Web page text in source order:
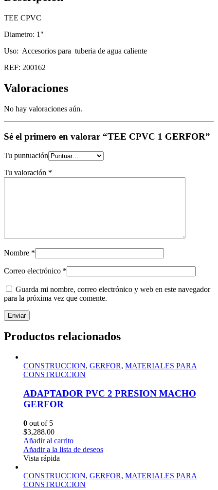
TEE CPVC
Diametro: 1″
Uso: Accesorios para tuberia de agua caliente
REF: 200162
Valoraciones
No hay valoraciones aún.
Sé el primero en valorar “TEE CPVC 1 GERFOR”
Tu puntuación
Tu valoración *
Nombre *
Correo electrónico *
Guarda mi nombre, correo electrónico y web en este navegador
para la próxima vez que comente.
Productos relacionados
CONSTRUCCION, GERFOR, MATERIALES PARA
CONSTRUCCION
ADAPTADOR PVC 2 PRESION MACHO
GERFOR
0 out of 5
$3,288.00
Añadir al carrito
Añadir a la lista de deseos
Vista rápida
CONSTRUCCION, GERFOR, MATERIALES PARA
CONSTRUCCION